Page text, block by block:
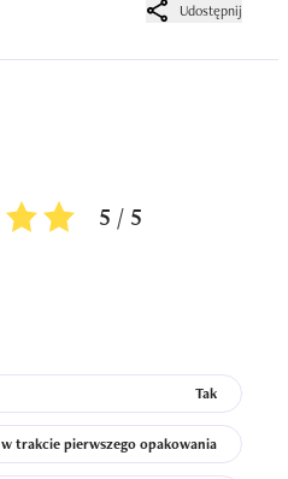
Udostępnij
5 / 5
Tak
w trakcie pierwszego opakowania